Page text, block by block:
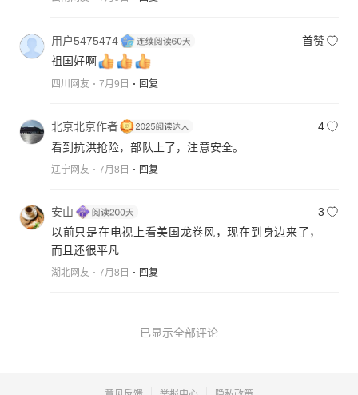
用户5475474
首赞
祖国好啊
四川网友 7月9日 回复
北京北京作者
4
看到抗洪抢险，部队上了，注意安全。
辽宁网友 7月8日 回复
安山
3
以前只是在电视上看美国龙卷风，现在到身边来了，
而且还很平凡
湖北网友 7月8日 回复
已显示全部评论